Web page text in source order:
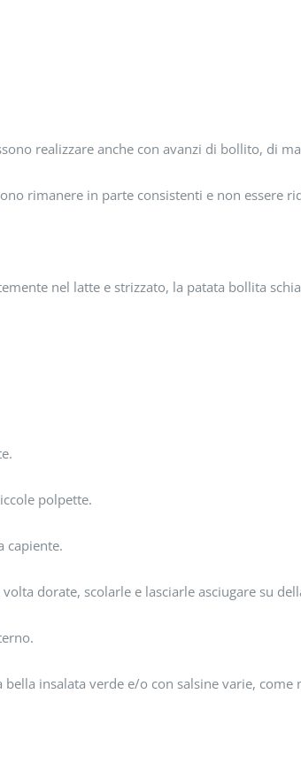
realizzare anche con avanzi di bollito, di
rimanere in parte consistenti e non essere
nel latte e strizzato, la patata bollita
polpette.
capiente.
dorate, scolarle e lasciarle asciugare su
insalata verde e/o con salsine varie, come